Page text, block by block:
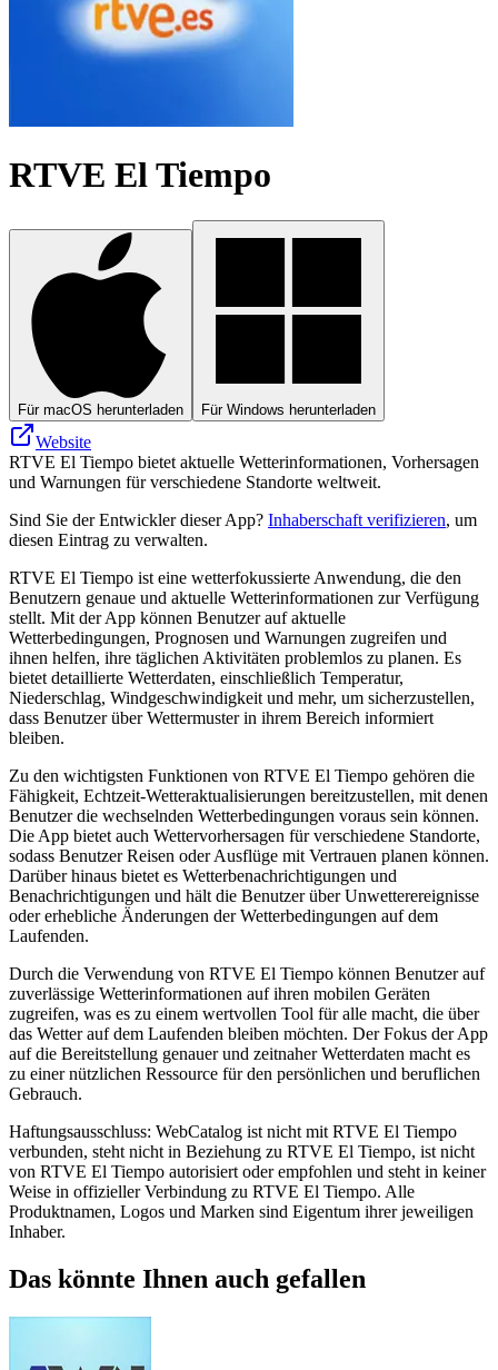
RTVE El Tiempo
Für macOS herunterladen Für Windows herunterladen
Website
RTVE El Tiempo bietet aktuelle Wetterinformationen, Vorhersagen
und Warnungen für verschiedene Standorte weltweit.
Sind Sie der Entwickler dieser App? Inhaberschaft verifizieren, um
diesen Eintrag zu verwalten.
RTVE El Tiempo ist eine wetterfokussierte Anwendung, die den
Benutzern genaue und aktuelle Wetterinformationen zur Verfügung
stellt. Mit der App können Benutzer auf aktuelle
Wetterbedingungen, Prognosen und Warnungen zugreifen und
ihnen helfen, ihre täglichen Aktivitäten problemlos zu planen. Es
bietet detaillierte Wetterdaten, einschließlich Temperatur,
Niederschlag, Windgeschwindigkeit und mehr, um sicherzustellen,
dass Benutzer über Wettermuster in ihrem Bereich informiert
bleiben.
Zu den wichtigsten Funktionen von RTVE El Tiempo gehören die
Fähigkeit, Echtzeit-Wetteraktualisierungen bereitzustellen, mit denen
Benutzer die wechselnden Wetterbedingungen voraus sein können.
Die App bietet auch Wettervorhersagen für verschiedene Standorte,
sodass Benutzer Reisen oder Ausflüge mit Vertrauen planen können.
Darüber hinaus bietet es Wetterbenachrichtigungen und
Benachrichtigungen und hält die Benutzer über Unwetterereignisse
oder erhebliche Änderungen der Wetterbedingungen auf dem
Laufenden.
Durch die Verwendung von RTVE El Tiempo können Benutzer auf
zuverlässige Wetterinformationen auf ihren mobilen Geräten
zugreifen, was es zu einem wertvollen Tool für alle macht, die über
das Wetter auf dem Laufenden bleiben möchten. Der Fokus der App
auf die Bereitstellung genauer und zeitnaher Wetterdaten macht es
zu einer nützlichen Ressource für den persönlichen und beruflichen
Gebrauch.
Haftungsausschluss: WebCatalog ist nicht mit RTVE El Tiempo
verbunden, steht nicht in Beziehung zu RTVE El Tiempo, ist nicht
von RTVE El Tiempo autorisiert oder empfohlen und steht in keiner
Weise in offizieller Verbindung zu RTVE El Tiempo. Alle
Produktnamen, Logos und Marken sind Eigentum ihrer jeweiligen
Inhaber.
Das könnte Ihnen auch gefallen